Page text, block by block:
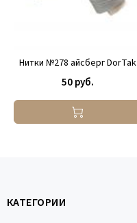
Нитки №278 айсберг DorTak
50 руб.
КАТЕГОРИИ